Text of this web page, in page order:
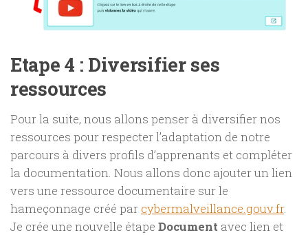
Etape 4 : Diversifier ses
ressources
Pour la suite, nous allons penser à diversifier nos
ressources pour respecter l’adaptation de notre
parcours à divers profils d’apprenants et compléter
la documentation. Nous allons donc ajouter un lien
vers une ressource documentaire sur le
hameçonnage créé par cybermalveillance.gouv.fr.
Je crée une nouvelle étape Document avec lien et